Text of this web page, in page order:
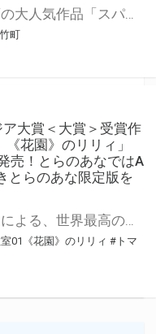
ファンタジア文庫の大人気作品「スパイ教室」の最新刊が7月20日(水)に発売！ とらのあなでは発売を記念して「つながるアクリルジオラマ2個セット」付き限定セットを発売いたします。 是非この機会にお買い求めください！
町
大賞＜大賞＞受賞作
花園》のリリィ」
売！とらのあなではA
とらのあな限定版を
世界最強のスパイによる、世界最高の騙しあい! 第32回ファンタジア大賞＜大賞＞受賞作品「スパイ教室01 《花園》のリリィ」が1月18日(土)に発売！ とらのあなでは発売を記念しての口絵イラストを使用したA3タペストリー付きの限定版を発売いたします。 とらのあな限定版の数は限られていますので是非お早めにお求めください！
01《花園》のリリィ #トマ